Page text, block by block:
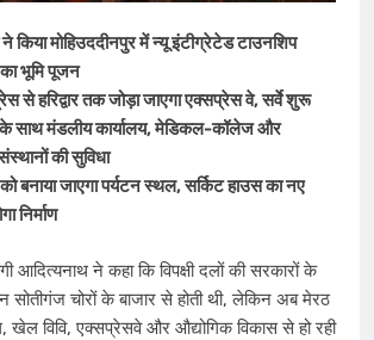
ने किया मोहिउददीनपुर में न्यू इंटीग्रेटेड टाउनशिप
का भूमि पूजन
से हरिद्वार तक जोड़ा जाएगा एक्सप्रेस वे, सर्वे शुरू
साथ मंडलीय कार्यालय, मेडिकल-कॉलेज और
की सुविधा
बनाया जाएगा पर्यटन स्थल, सर्किट हाउस का नए
निर्माण
आदित्यनाथ ने कहा कि विपक्षी दलों की सरकारों के
सोतीगंज चोरों के बाजार से होती थी, लेकिन अब मेरठ
खेल विवि, एक्सप्रेसवे और औद्योगिक विकास से हो रही